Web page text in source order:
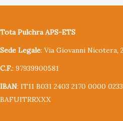
Tota Pulchra APS-ETS
Sede Legale: Via Giovanni Nicotera,
C.F.: 97939900581
IBAN: IT11 B031 2403 2170 0000
BAFUITRRXXX